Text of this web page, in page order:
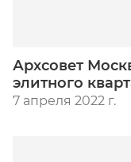
Архсовет
элитного
7 апреля 2022 г.